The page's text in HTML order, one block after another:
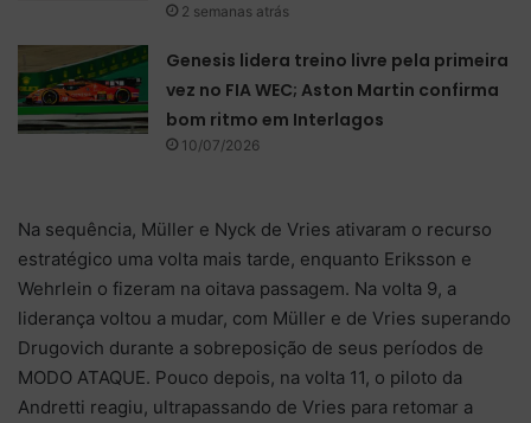
2 semanas atrás
Genesis lidera treino livre pela primeira
vez no FIA WEC; Aston Martin confirma
bom ritmo em Interlagos
10/07/2026
Na sequência, Müller e Nyck de Vries ativaram o recurso
estratégico uma volta mais tarde, enquanto Eriksson e
Wehrlein o fizeram na oitava passagem. Na volta 9, a
liderança voltou a mudar, com Müller e de Vries superando
Drugovich durante a sobreposição de seus períodos de
MODO ATAQUE. Pouco depois, na volta 11, o piloto da
Andretti reagiu, ultrapassando de Vries para retomar a